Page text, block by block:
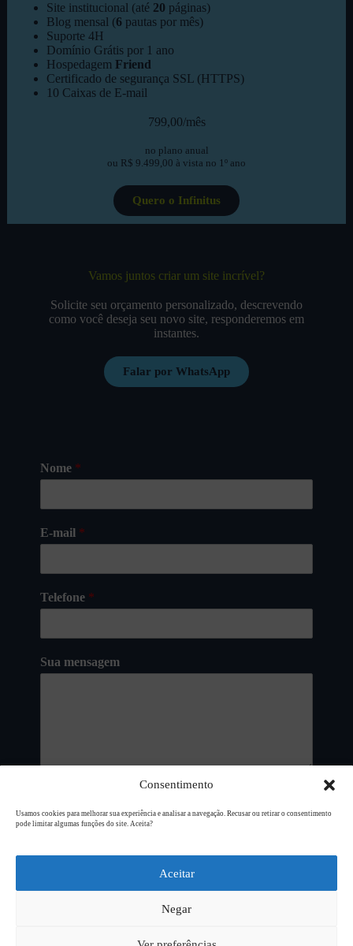
Consentimento
Usamos cookies para melhorar sua experiência e analisar a navegação. Recusar ou retirar o consentimento
pode limitar algumas funções do site. Aceita?
Aceitar
Negar
Site institucional (até 20 páginas)
Blog mensal (6 pautas por mês)
Suporte 4H
Domínio Grátis por 1 ano
Hospedagem Friend
Certificado de segurança SSL (HTTPS)
10 Caixas de E-mail
799,00/mês
no plano anual
ou R$ 9.499,00 à vista no 1º ano
Quero o Infinitus
Vamos juntos criar um site incrível?
Solicite seu orçamento personalizado, descrevendo
como você deseja seu novo site, responderemos em
instantes.
Falar por WhatsApp
Nome *
E-mail *
Telefone *
Sua mensagem
L94 Design